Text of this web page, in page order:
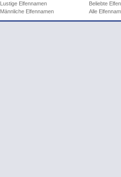
Lustige Elfennamen
Beliebte
Männliche Elfennamen Alle